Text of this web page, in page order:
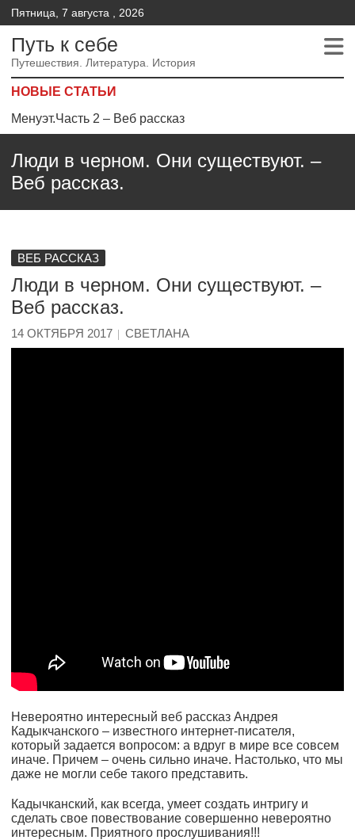
Пятница, 7 августа , 2026
Путь к себе
Путешествия. Литература. История
НОВЫЕ СТАТЬИ
Менуэт.Часть 2 – Веб рассказ
Менуэт. Часть 3. Веб рассказ
Люди в черном. Они существуют. –
Веб рассказ.
ВЕБ РАССКАЗ
Люди в черном. Они существуют. –
Веб рассказ.
14 ОКТЯБРЯ 2017 СВЕТЛАНА
Невероятно интересный веб рассказ Андрея
Кадыкчанского – известного интернет-писателя,
который задается вопросом: а вдруг в мире все совсем
иначе. Причем – очень сильно иначе. Настолько, что мы
даже не могли себе такого представить.
Кадычканский, как всегда, умеет создать интригу и
сделать свое повествование совершенно невероятно
интересным. Приятного прослушивания!!!